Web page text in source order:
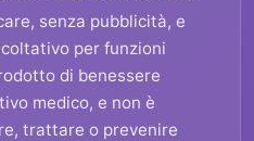
senza pubblicità, e
per funzioni
di benessere
medico, e non è
trattare o prevenire